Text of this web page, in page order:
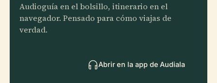
Audioguía en el bolsillo, itinerario en el
navegador. Pensado para cómo viajas de
verdad.
Abrir en la app de Audiala